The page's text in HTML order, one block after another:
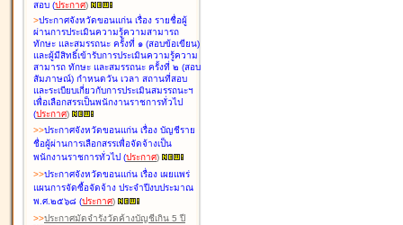
สอบ (ประกาศ)
>ประกาศจังหวัดขอนแก่น เรื่อง รายชื่อผู้
ผ่านการประเมินความรู้ความสามารถ
ทักษะ และสมรรถนะ ครั้งที่ ๑ (สอบข้อเขียน)
และผู้มีสิทธิ์เข้ารับการประเมินความรู้ความ
สามารถ ทักษะ และสมรรถนะ ครั้งที่ ๒ (สอบ
สัมภาษณ์) กำหนดวัน เวลา สถานที่สอบ
และระเบียบเกี่ยวกับการประเมินสมรรถนะฯ
เพื่อเลือกสรรเป็นพนักงานราชการทั่วไป
(ประกาศ)
>>ประกาศจังหวัดขอนแก่น เรื่อง บัญชีราย
ชื่อผู้ผ่านการเลือกสรรเพื่อจัดจ้างเป็น
พนักงานราชการทั่วไป (ประกาศ)
>>ประกาศจังหวัดขอนแก่น เรื่อง เผยแพร่
แผนการจัดซื้อจัดจ้าง ประจำปีงบประมาณ
พ.ศ.๒๕๖๘ (ประกาศ)
>>ประกาศมัดจำรังวัดค้างบัญชีเกิน 5 ปี